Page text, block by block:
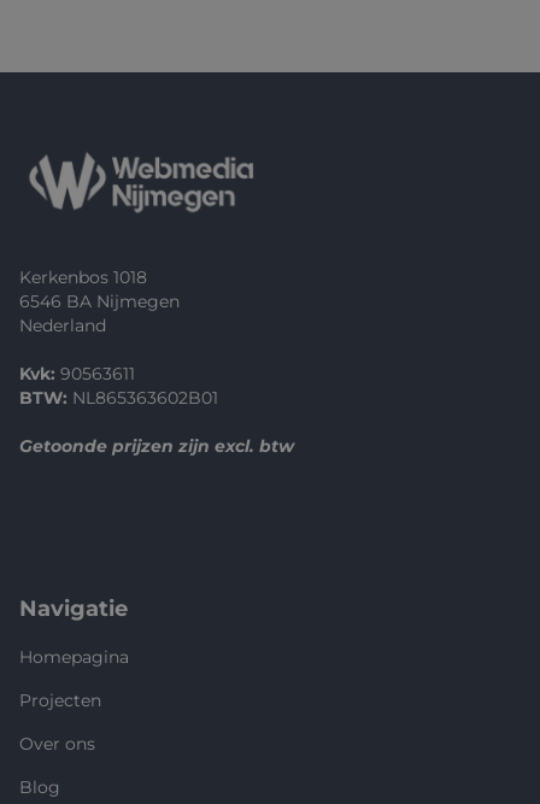
Kerkenbos 1018
6546 BA Nijmegen
Nederland
Kvk: 90563611
BTW: NL865363602B01
Getoonde prijzen zijn excl. btw
Navigatie
Homepagina
Projecten
Over ons
Blog